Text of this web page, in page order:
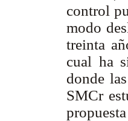
control
modo
treinta
cual ha
donde
SMCr